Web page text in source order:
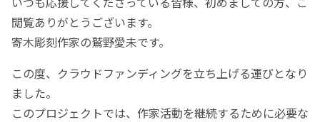
閲覧ありがとうございます。
寄木彫刻作家の鷲野愛未です。
この度、クラウドファンディングを立ち上げる運びとなり
ました。
このプロジェクトでは、作家活動を継続するために必要な